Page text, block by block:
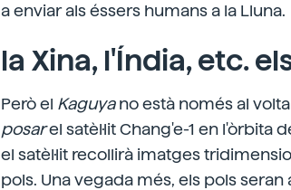
a enviar als éssers humans a la Lluna.
la Xina, l'Índia, etc.
Però el Kaguyano està només al
posarel satèl·lit Chang'e-1 en l'òrbita
el satèl·lit recollirà imatges
pols. Una vegada més, els pols